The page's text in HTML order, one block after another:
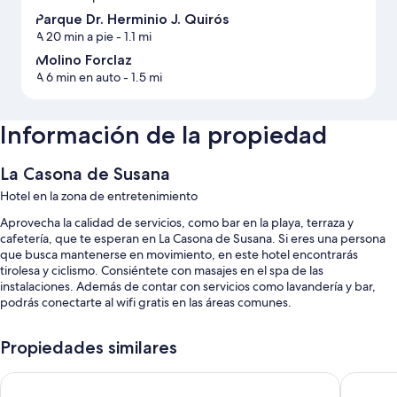
Parque Dr. Herminio J. Quirós
A 20 min a pie- 1.1 mi
Molino Forclaz
A 6 min en auto- 1.5 mi
Información de la propiedad
La Casona de Susana
Hotel en la zona de entretenimiento
Aprovecha la calidad de servicios, como bar en la playa, terraza y
cafetería, que te esperan en La Casona de Susana. Si eres una persona
que busca mantenerse en movimiento, en este hotel encontrarás
tirolesa y ciclismo. Consiéntete con masajes en el spa de las
instalaciones. Además de contar con servicios como lavandería y bar,
podrás conectarte al wifi gratis en las áreas comunes.
Alberca al aire libre por temporada con tobogán y camastros
Propiedades similares
Holiday Inn Express Rosario by IHG